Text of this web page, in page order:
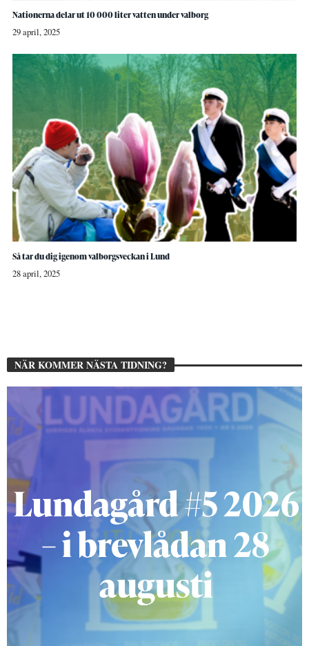
Nationerna delar ut 10 000 liter vatten under valborg
29 april, 2025
Så tar du dig igenom valborgsveckan i Lund
28 april, 2025
NÄR KOMMER NÄSTA TIDNING?